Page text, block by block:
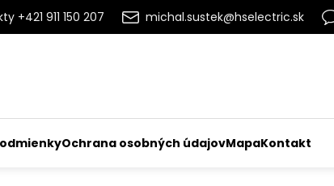
+421 911 150 207 michal.sustek@hselectric.sk
Ochrana osobných údajovMapaKontakt